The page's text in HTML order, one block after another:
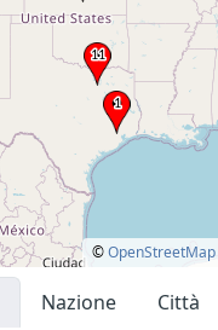
©OpenStreetMap
Nazione
Città